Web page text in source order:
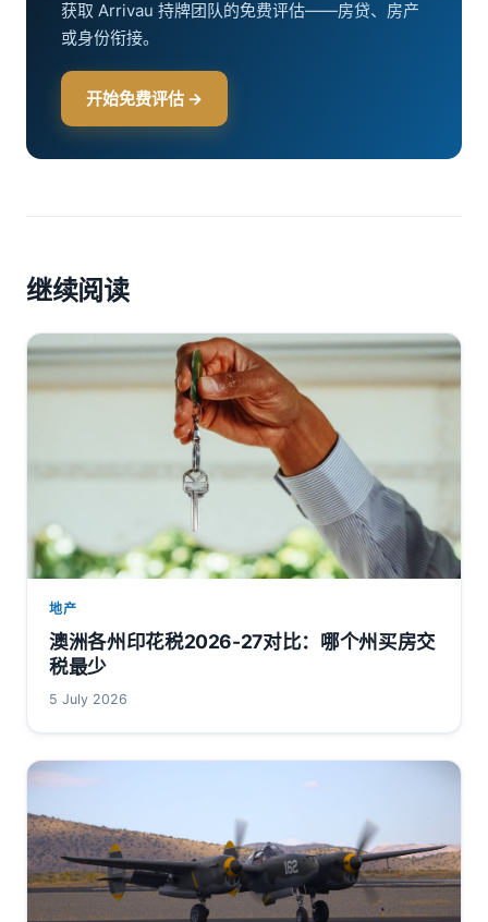
获取 Arrivau 持牌团队的免费评估——房贷、房产
或身份衔接。
开始免费评估 →
继续阅读
地产
澳洲各州印花税2026-27对比：哪个州买房交
税最少
5 July 2026